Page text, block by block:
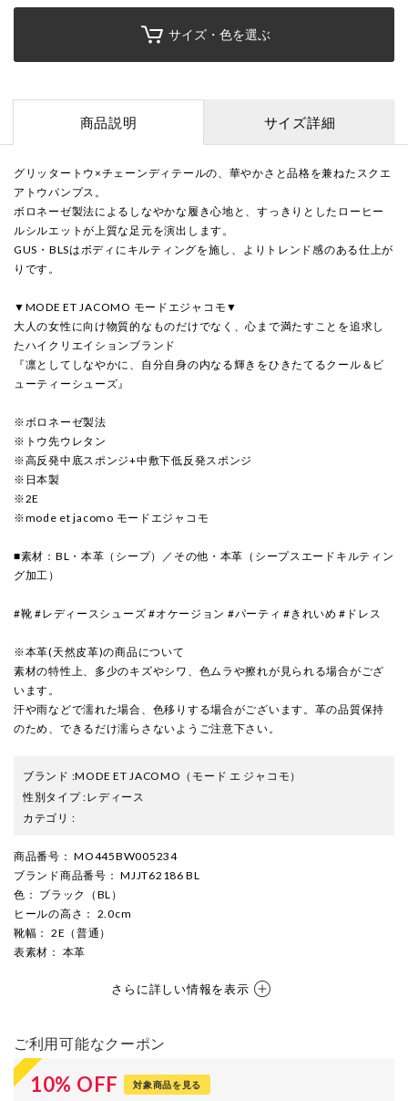
サイズ・色を選ぶ
商品説明 サイズ詳細
グリッタートウ×チェーンディテールの、華やかさと品格を兼ねたスクエ
アトウパンプス。
ボロネーゼ製法によるしなやかな履き心地と、すっきりとしたローヒー
ルシルエットが上質な足元を演出します。
GUS・BLSはボディにキルティングを施し、よりトレンド感のある仕上が
りです。
▼MODE ET JACOMO モードエジャコモ▼
大人の女性に向け物質的なものだけでなく、心まで満たすことを追求し
たハイクリエイションブランド
『凛としてしなやかに、自分自身の内なる輝きをひきたてるクール＆ビ
ューティーシューズ』
※ボロネーゼ製法
※トウ先ウレタン
※高反発中底スポンジ+中敷下低反発スポンジ
※日本製
※2E
※mode et jacomo モードエジャコモ
■素材：BL・本革（シープ）／その他・本革（シープスエードキルティン
グ加工）
#靴 #レディースシューズ #オケージョン #パーティ #きれいめ #ドレス
※本革(天然皮革)の商品について
素材の特性上、多少のキズやシワ、色ムラや擦れが見られる場合がござ
います。
汗や雨などで濡れた場合、色移りする場合がございます。革の品質保持
のため、できるだけ濡らさないようご注意下さい。
ブランド :MODE ET JACOMO （モード エ ジャコモ）
性別タイプ:レディース
カテゴリ :
商品番号 ： MO445BW005234
ブランド商品番号 ： MJJT62186 BL
色 ： ブラック（BL）
ヒールの高さ ： 2.0cm
靴幅 ： 2E（普通）
表素材 ： 本革
さらに詳しい情報を表示
ご利用可能なクーポン
10% OFF 対象商品を見る